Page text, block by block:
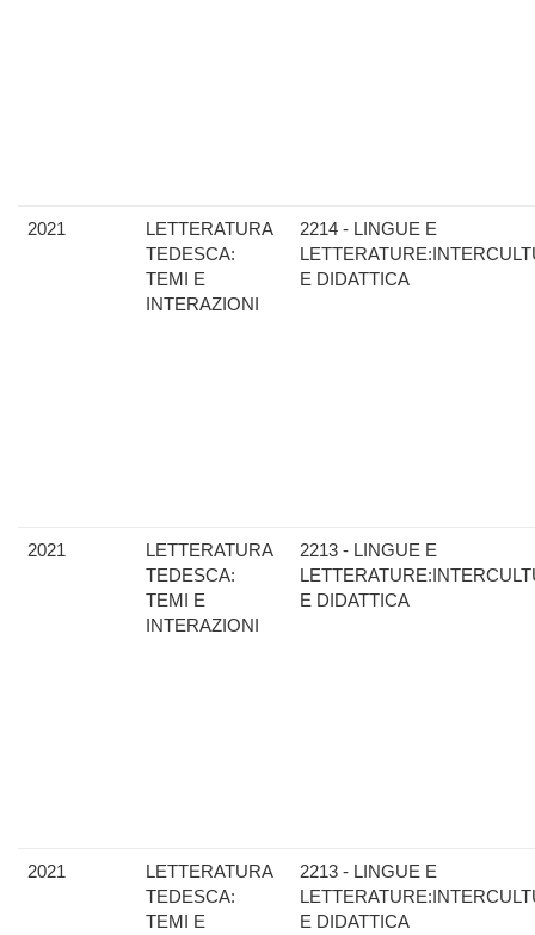
2021
LETTERATURA
TEDESCA:
TEMI E
INTERAZIONI
2214 - LINGUE E
E DIDATTICA
2021
LETTERATURA
TEDESCA:
TEMI E
INTERAZIONI
2213 - LINGUE E
E DIDATTICA
2021
LETTERATURA
TEDESCA:
TEMI E
2213 - LINGUE E
E DIDATTICA